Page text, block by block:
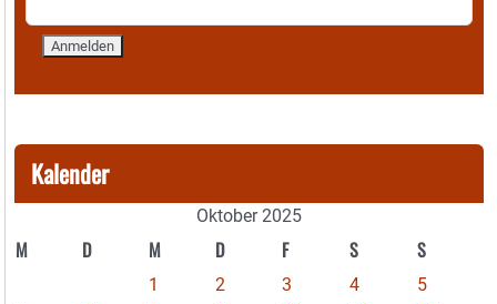
Kalender
Oktober 2025
M D M D F S S
1 2 3 4
5